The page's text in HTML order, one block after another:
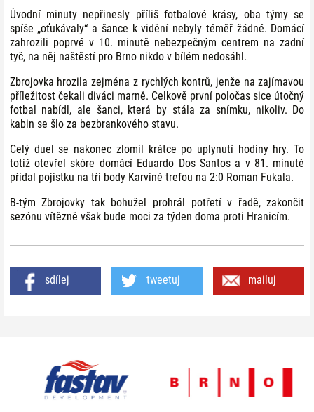
Úvodní minuty nepřinesly příliš fotbalové krásy, oba týmy se
spíše „oťukávaly“ a šance k vidění nebyly téměř žádné. Domácí
zahrozili poprvé v 10. minutě nebezpečným centrem na zadní
tyč, na něj naštěstí pro Brno nikdo v bílém nedosáhl.
Zbrojovka hrozila zejména z rychlých kontrů, jenže na zajímavou
příležitost čekali diváci marně. Celkově první poločas sice útočný
fotbal nabídl, ale šanci, která by stála za snímku, nikoliv. Do
kabin se šlo za bezbrankového stavu.
Celý duel se nakonec zlomil krátce po uplynutí hodiny hry. To
totiž otevřel skóre domácí Eduardo Dos Santos a v 81. minutě
přidal pojistku na tři body Karviné trefou na 2:0 Roman Fukala.
B-tým Zbrojovky tak bohužel prohrál potřetí v řadě, zakončit
sezónu vítězně však bude moci za týden doma proti Hranicím.
sdílej tweetuj mailuj